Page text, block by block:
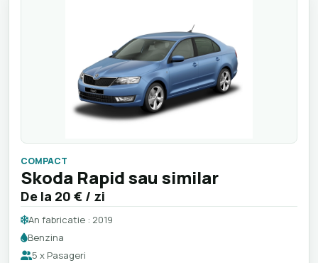
COMPACT
Skoda Rapid sau similar
De la 20 € / zi
An fabricatie : 2019
Benzina
5 x Pasageri